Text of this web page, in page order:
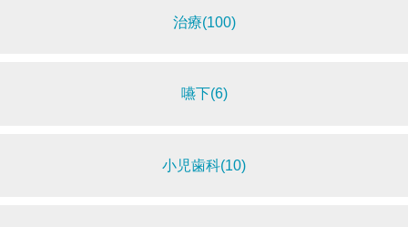
治療(100)
嚥下(6)
小児歯科(10)